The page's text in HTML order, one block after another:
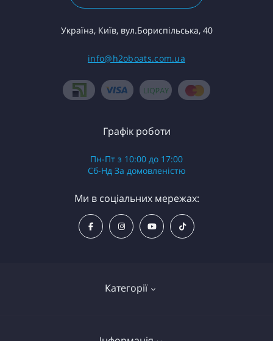
Україна, Київ, вул.Бориспільська, 40
info@h2oboats.com.ua
Категорії
Надувні байдарки (каяки)
Графік роботи
Пн-Пт з 10:00 до 17:00
Сб-Нд За домовленістю
Ми в соціальних мережах: